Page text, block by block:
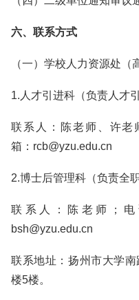
六、联系方式
（一）学校人力资源处（
1.人才引进科（负责人才引
联系人：陈老师、许老
箱：rcb@yzu.edu.cn
2.博士后管理科（负责全
联系人：陈老师；电
bsh@yzu.edu.cn
联系地址：扬州市大学
楼5楼。